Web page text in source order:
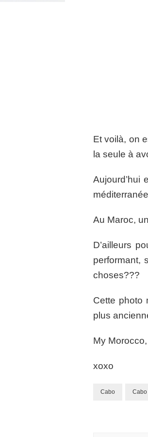
Et voilà, on
la seule à
Aujourd’hui
Au Maroc,
D’ailleurs
performant,
choses???
Cette photo
plus
My
xoxo
Cabo